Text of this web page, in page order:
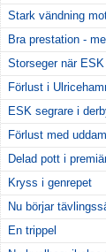
Stark vändning
Bra prestation -
Storseger när
Förlust i
ESK segrare i
Förlust med
Delad pott i
Kryss i genrepet
Nu börjar
En trippel